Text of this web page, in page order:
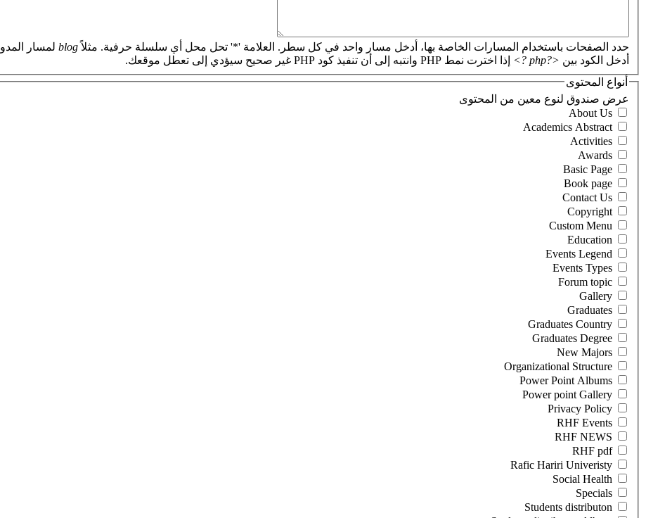
حدد الصفحات باستخدام المسارات الخاصة بها، أدخل مسار واحد في كل سطر. العلامة '*' تحل محل أي سلسلة حرفية. مثلاًblog لمسار
أدخل الكود بين <?php ?>
إذا اخترت نمط PHP وانتبه إلى أن تنفيذ كود PHP غير صحيح سيؤدي إلى تعطل موقعك.
أنواع المحتوى
‏عرض صندوق لنوع معين من المحتوى ‏